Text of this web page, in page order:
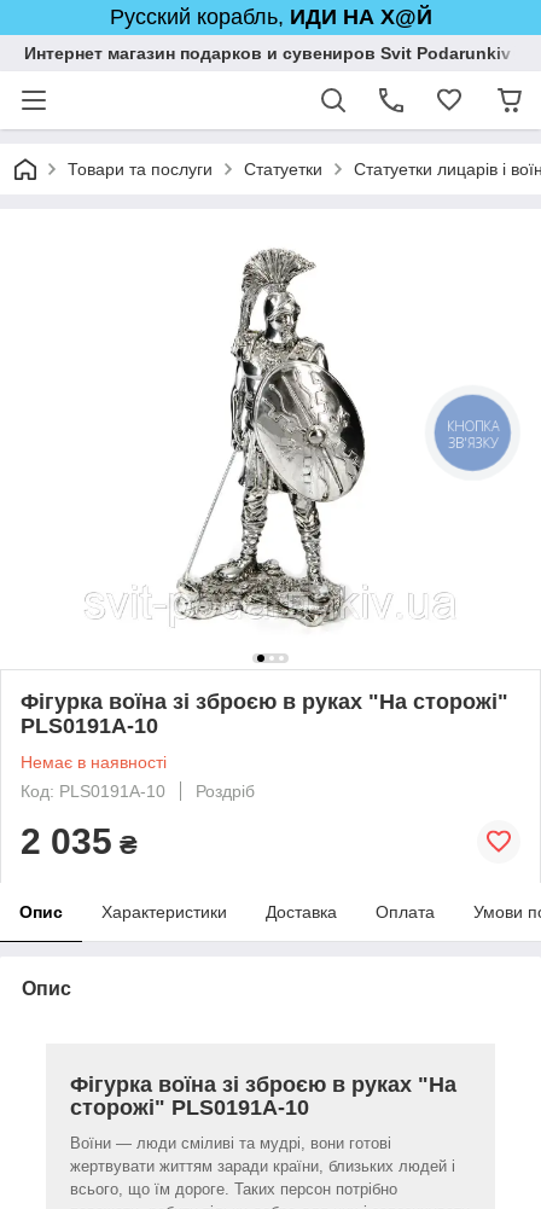
Русский корабль, ИДИ НА Х@Й
Интернет магазин подарков и сувениров Svit Podarunkiv
Товари та послуги Статуетки Статуетки лицарів і
Фігурка воїна зі зброєю в руках "На сторожі"
PLS0191A-10
Немає в наявності
Код: PLS0191A-10
Роздріб
2 035 ₴
Опис Характеристики Доставка Оплата Умови
Опис
Фігурка воїна зі зброєю в руках "На
сторожі" PLS0191A-10
Воїни — люди сміливі та мудрі, вони готові
жертвувати життям заради країни, близьких людей і
всього, що їм дороге. Таких персон потрібно
КНОПКА
ЗВ'ЯЗКУ